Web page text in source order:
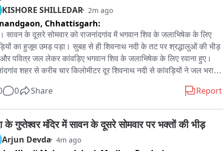
KISHORE SHILLEDAR 2m ago
Chhattisgarh:
सावन के दूसरे सोमवार को राजनांदगांव में भगवान शिव के जलाभिषेक के लिए
का हुजूम उमड़ पड़ा। सुबह से ही शिवनाथ नदी के तट पर श्रद्धालुओं की भीड़
पवित्र जल लेकर कांवड़िए भगवान शिव के जलाभिषेक के लिए रवाना हुए।
शहर से करीब चार किलोमीटर दूर शिवनाथ नदी से कांवड़ियों ने जल भरा
में बड़ी संख्या में महिलाएं, बच्चे और पुरुष शामिल हुए। श्रद्धालुओं में भगवान शिव
तिरंगे का रंग भी दिखाई दिया। कांवड़िए जहां कंधे पर कांवड़ लेकर चल रहे थे, वहीं
में तिरंगा थामे भारत माता की जय के नारे लगाते नजर आए। पूरे रास्ते बॉल बम और
माता की जय के जयघोष से माहौल भक्तिमय और देशभक्तिमय बना रहा। कांड़
0 Share Report
के गुप्तेश्वर मंदिर में सावन के दूसरे सोमवार पर भक्तों की भीड़
Arjun Devda 4m ago